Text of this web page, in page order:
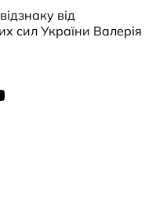
від
сил України Валерія